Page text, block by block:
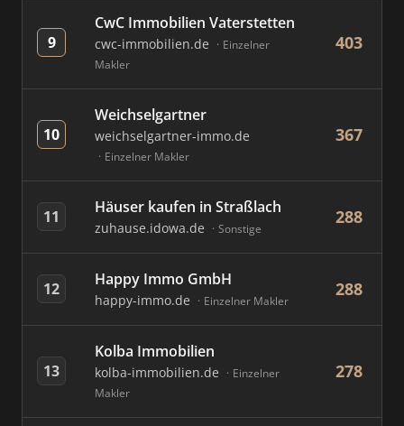
9
CwC Immobilien Vaterstetten
cwc-immobilien.de
Einzelner
Makler
403
10
Weichselgartner
weichselgartner-immo.de
Einzelner Makler
367
11 Häuser kaufen in Straßlach
zuhause.idowa.de Sonstige
288
12 Happy Immo GmbH
happy-immo.de Einzelner Makler
288
13
Kolba Immobilien
kolba-immobilien.de
Einzelner
Makler
278